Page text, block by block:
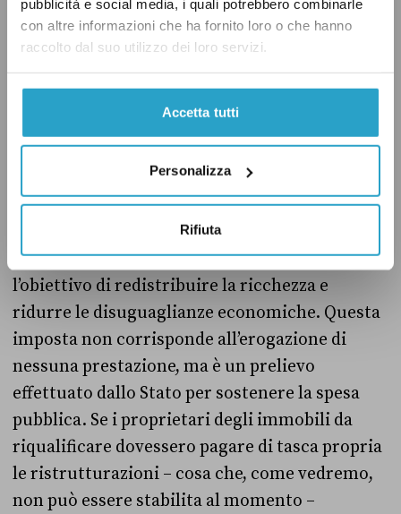
pubblicità e social media, i quali potrebbero combinarle
con altre informazioni che ha fornito loro o che hanno
raccolto dal suo utilizzo dei loro servizi.
Accetta tutti
Personalizza
Rifiuta
E veniamo così al dibattito sui costi degli
interventi di efficientamento energetico.
Innanzitutto, il riferimento all’introduzione di
una «patrimoniale», fatto da Susanna Ceccardi
e da altri esponenti del centrodestra, è
fuorviante. Un’imposta patrimonialecolpisce i
patrimoni mobili e immobili, generalmente
superiori a una determinata soglia, con
l’obiettivo di redistribuire la ricchezza e
ridurre le disuguaglianze economiche. Questa
imposta non corrisponde all’erogazione di
nessuna prestazione, ma è un prelievo
effettuato dallo Stato per sostenere la spesa
pubblica. Se i proprietari degli immobili da
riqualificare dovessero pagare di tasca propria
le ristrutturazioni – cosa che, come vedremo,
non può essere stabilita al momento –